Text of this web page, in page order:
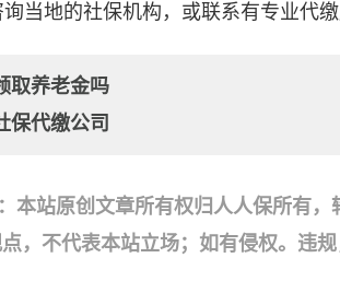
当地的社保机构，或联系有专业代
取养老金吗
保代缴公司
本站原创文章所有权归人人保所有，
，不代表本站立场；如有侵权。违